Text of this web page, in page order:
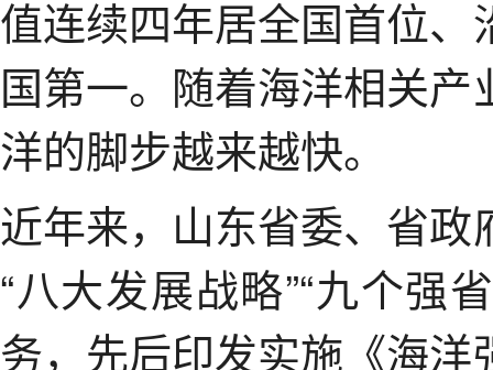
值连续四年居全国首位
国第一。随着海洋相关
洋的脚步越来越快。
近年来，山东省委、省
“八大发展战略”“九个强
务，先后印发实施《海